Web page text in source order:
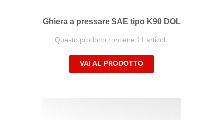
Ghiera a pressare SAE tipo K90 DOL
Questo prodotto contiene 11 articoli.
VAI AL PRODOTTO